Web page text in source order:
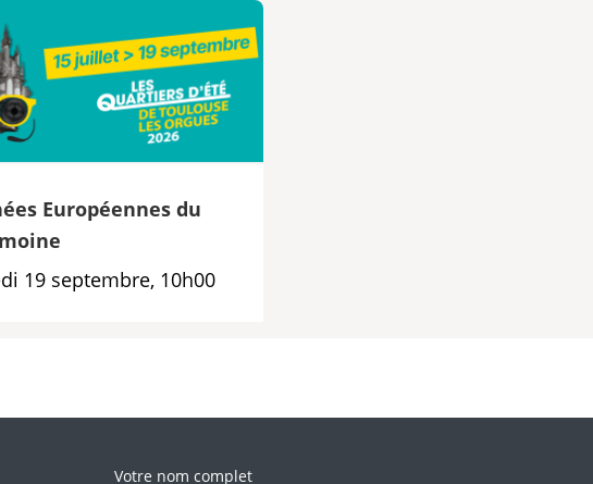
Européennes du
19 septembre, 10h00
Veuillez laisser ce champ vide.
Votre nom complet